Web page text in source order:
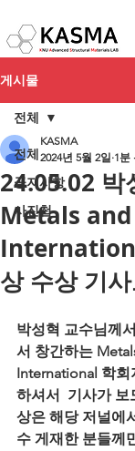
게시물
전체
공지사항
사진첩
전체
24.05.02 박
Metals
상 수상 기
KASMA
2024년 5월 2일 1분
박성혁 교수님께
서 창간하는
International 학
하셔서  기사가
상은 해당 저널에
수 게재한 분들께